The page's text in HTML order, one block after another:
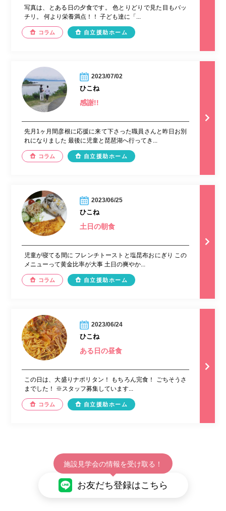
写真は、とある日の夕食です。 色とりどりで見た目もバッ
チリ。 何より栄養満点！！ 子ども達に「...
コラム 自立援助ホーム
2023/07/02
ひこね
感謝!!
先月1ヶ月間彦根に応援に来て下さった職員さんと昨日お別
れになりました 最後に児童と琵琶湖へ行ってき...
コラム 自立援助ホーム
2023/06/25
ひこね
土日の朝食
児童が寝てる間に フレンチトーストと塩昆布おにぎり この
メニューって黄金比率が大事 土日の爽やか...
コラム 自立援助ホーム
2023/06/24
ひこね
ある日の昼食
この日は、大盛りナポリタン！ もちろん完食！ ごちそうさ
までした！ ※スタッフ募集しています...
コラム 自立援助ホーム
施設見学会の情報を受け取る！
お友だち登録はこちら